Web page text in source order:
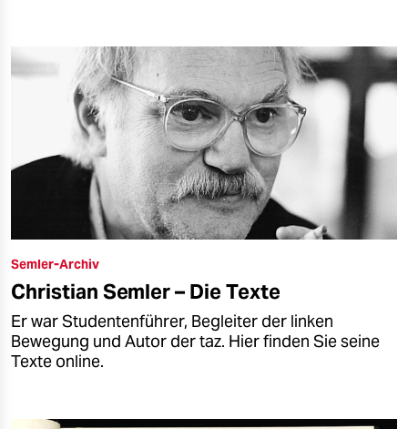
Semler-Archiv
Christian Semler – Die Texte
Er war Studentenführer, Begleiter der linken
Bewegung und Autor der taz. Hier finden Sie seine
Texte online.